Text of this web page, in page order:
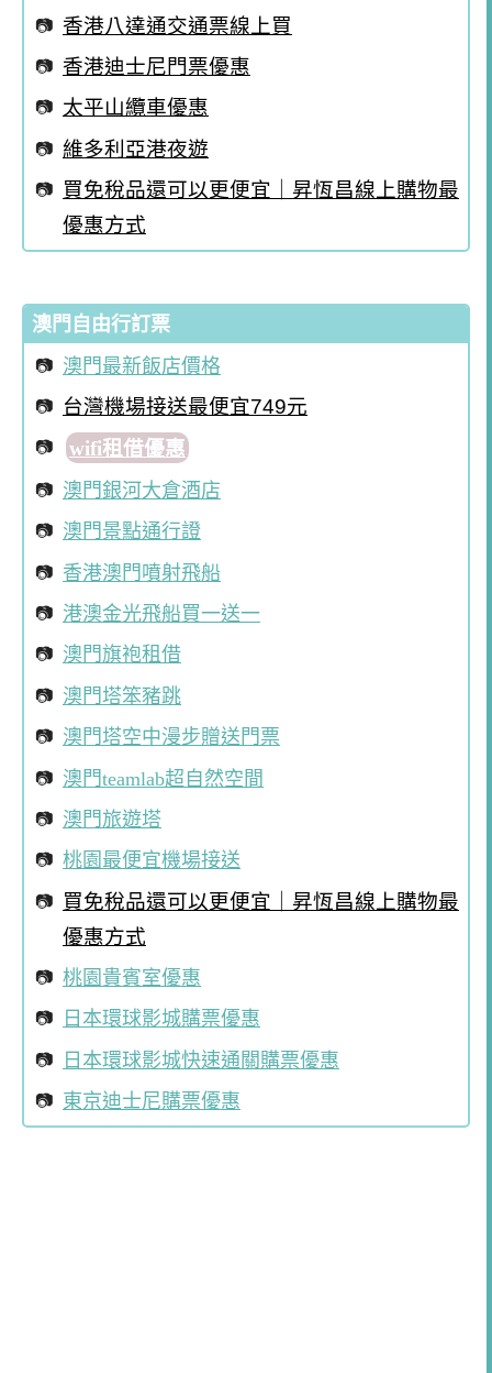
香港八達通交通票線上買
香港迪士尼門票優惠
太平山纜車優惠
維多利亞港夜遊
買免稅品還可以更便宜｜昇恆昌線上購物最
優惠方式
澳門自由行訂票
澳門最新飯店價格
台灣機場接送最便宜749元
wifi租借優惠
澳門銀河大倉酒店
澳門景點通行證
香港澳門噴射飛船
港澳金光飛船買一送一
澳門旗袍租借
澳門塔笨豬跳
澳門塔空中漫步贈送門票
澳門teamlab超自然空間
澳門旅遊塔
桃園最便宜機場接送
買免稅品還可以更便宜｜昇恆昌線上購物最
優惠方式
桃園貴賓室優惠
日本環球影城購票優惠
日本環球影城快速通關購票優惠
東京迪士尼購票優惠